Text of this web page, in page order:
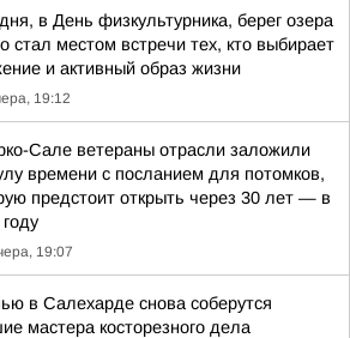
в День физкультурника, берег озера
стал местом встречи тех, кто выбирает
и активный образ жизни
19:12
Сале ветераны отрасли заложили
времени с посланием для потомков,
предстоит открыть через 30 лет — в
19:07
в Салехарде снова соберутся
мастера косторезного дела